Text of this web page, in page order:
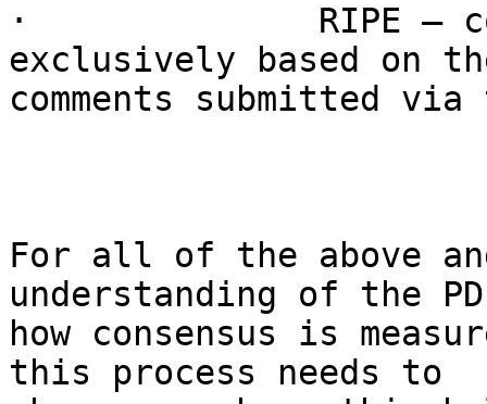
·              RIPE –
exclusively based on
comments submitted
For all of the above
understanding of the
how consensus is
this process needs to